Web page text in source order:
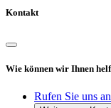
Kontakt
Wie können wir Ihnen
Rufen Sie uns